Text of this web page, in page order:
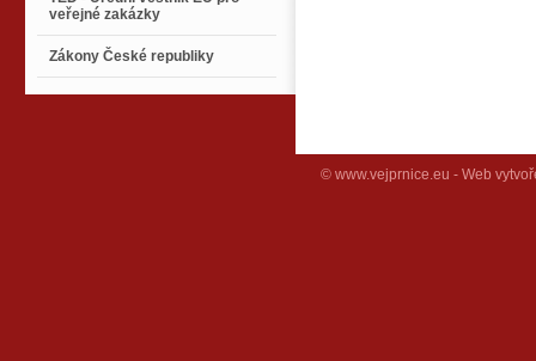
veřejné zakázky
Zákony České republiky
© www.vejprnice.eu - Web